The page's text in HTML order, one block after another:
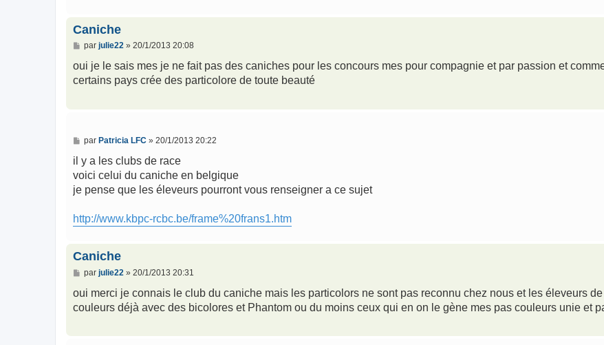
Caniche
M
s
a
par julie22» 20/1/2013 20:08
oui je le sais mes je ne fait pas des caniches pour les concours mes pour compagnie et par passion et
certains pays crée des particolore de toute beauté
M
s
s
a
g
e
par Patricia LFC» 20/1/2013 20:22
il y a les clubs de race
voici celui du caniche en belgique
je pense que les éleveurs pourront vous renseigner a ce sujet
http://www.kbpc-rcbc.be/frame%20frans1.htm
Caniche
M
s
a
par julie22 » 20/1/2013 20:31
oui merci je connais le club du caniche mais les particolors ne sont pas reconnu chez nous et les éleveurs
couleurs déjà avec des bicolores et Phantom ou du moins ceux qui en on le gène mes pas couleurs unie et